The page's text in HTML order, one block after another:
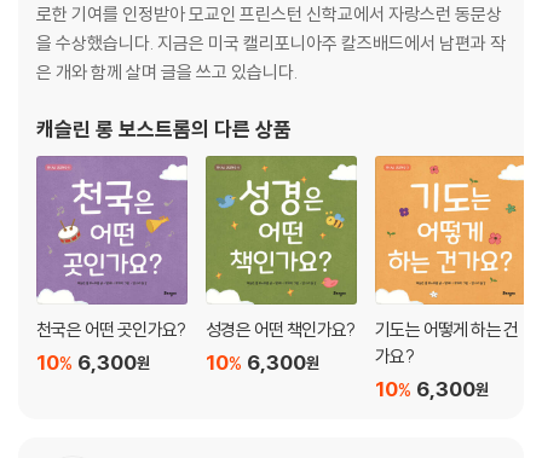
로한 기여를 인정받아 모교인 프린스턴 신학교에서 자랑스런 동문상
을 수상했습니다. 지금은 미국 캘리포니아주 칼즈배드에서 남편과 작
은 개와 함께 살며 글을 쓰고 있습니다.
캐슬린 롱 보스트롬의 다른 상품
천국은 어떤 곳인가요?
6,300원
10%
성경은 어떤 책인가요?
6,300원
10%
기도는 어떻게 하는 건
가요?
6,300원
10%